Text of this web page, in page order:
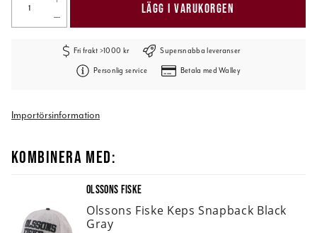
LÄGG I VARUKORGEN
Fri frakt >1000 kr Supersnabba leveranser
Personlig service Betala med Walley
Importörsinformation
KOMBINERA MED:
OLSSONS FISKE
Olssons Fiske Keps Snapback Black
Gray